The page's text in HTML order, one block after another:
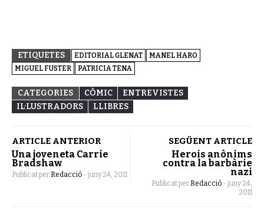
ETIQUETES EDITORIAL GLENAT
MANEL HARO
MIGUEL FUSTER
PATRICIA TENA
CATEGORIES CÒMIC
ENTREVISTES
IL·LUSTRADORS
LLIBRES
ARTICLE ANTERIOR
Una joveneta Carrie
Bradshaw
Publicat per Redacció - juny 24, 2011
SEGÜENT ARTICLE
Herois anònims
contra la barbàrie
nazi
Publicat per Redacció - juny 24,
2011